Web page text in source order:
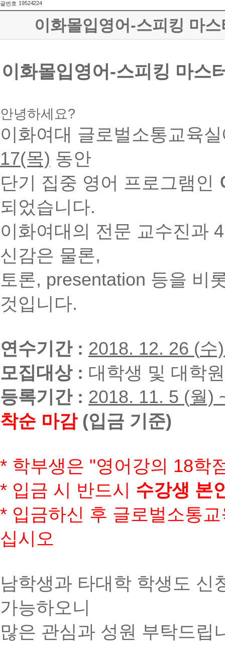
글번호 19524224
이화몰입영어-스피킹 마
이화몰입영어-스피킹 마
안녕하세요?
이화여대 글로벌소통교육
17(목) 동안
단기 집중 영어 프로그램인
되었습니다.
이화여대의 전문 교수진과
신감은 물론,
토론, presentation 등을 비
것입니다.
연수기간 : 2018. 12. 26 (수
모집대상 : 대학생 및 대학
등록기간 : 2018. 11. 5 (월)
착순 마감 (입금 기준)
* 학부생은 "영어강의 18학
* 입금 시 반드시 수강생 본
* 입금하신 후 글로벌소통
십시오
남학생과 타대학 학생도 신
가능하오니
많은 관심과 성원 부탁드립